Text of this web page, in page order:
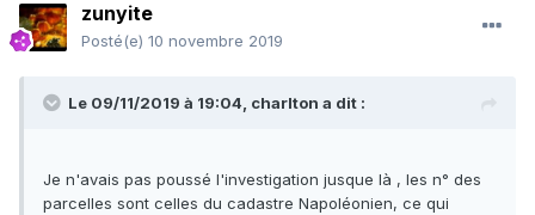
zunyite
Posté(e) 10 novembre 2019
Le 09/11/2019 à 19:04, charlton a dit :
Je n'avais pas poussé l'investigation jusque là , les n° des
parcelles sont celles du cadastre Napoléonien, ce qui